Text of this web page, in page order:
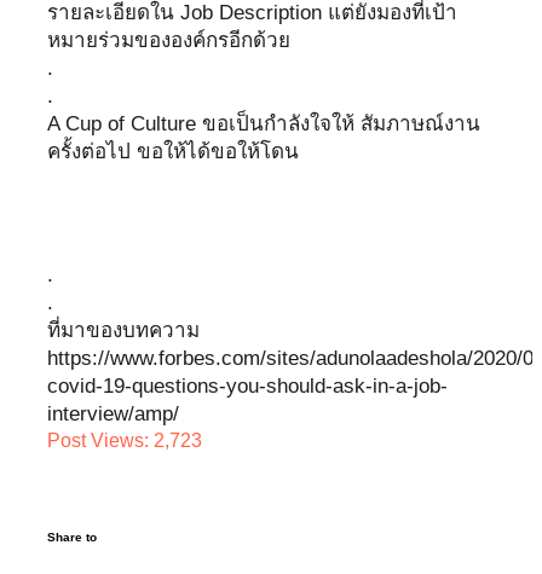
รายละเอียดใน Job Description แต่ยังมองที่เป้า
หมายร่วมขององค์กรอีกด้วย
.
.
A Cup of Culture ขอเป็นกำลังใจให้ สัมภาษณ์งาน
ครั้งต่อไป ขอให้ได้ขอให้โดน
.
.
ที่มาของบทความ
https://www.forbes.com/sites/adunolaadeshola/2020/
covid-19-questions-you-should-ask-in-a-job-
interview/amp/
Post Views: 2,723
Share to